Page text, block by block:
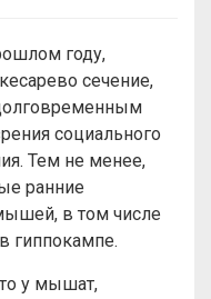
году,
сечение,
социального
Тем не менее,
ранние
в том числе
гиппокампе.
у мышат,